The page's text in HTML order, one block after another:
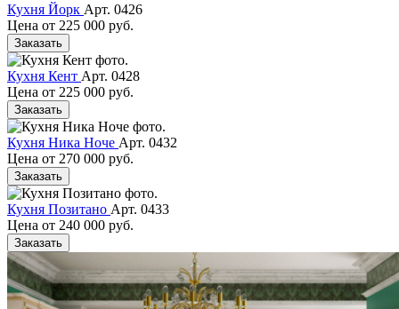
Кухня Йорк Арт. 0426
Цена от 225 000 руб.
Заказать
Кухня Кент Арт. 0428
Цена от 225 000 руб.
Заказать
Кухня Ника Ноче Арт. 0432
Цена от 270 000 руб.
Заказать
Кухня Позитано Арт. 0433
Цена от 240 000 руб.
Заказать